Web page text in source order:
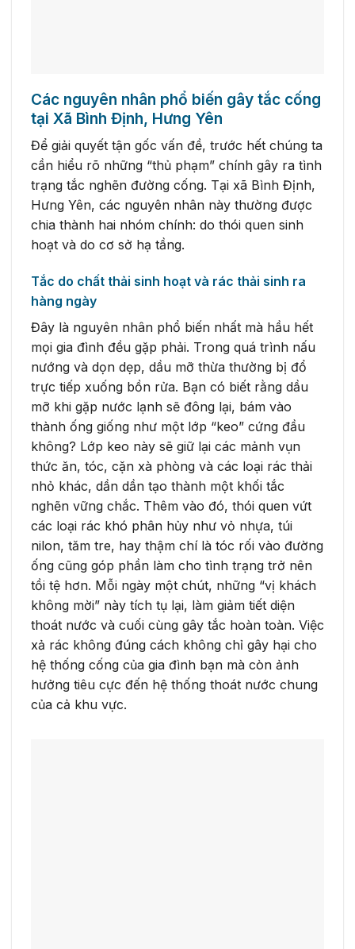
Các nguyên nhân phổ biến gây tắc cống
tại Xã Bình Định, Hưng Yên
Để giải quyết tận gốc vấn đề, trước hết chúng ta
cần hiểu rõ những “thủ phạm” chính gây ra tình
trạng tắc nghẽn đường cống. Tại xã Bình Định,
Hưng Yên, các nguyên nhân này thường được
chia thành hai nhóm chính: do thói quen sinh
hoạt và do cơ sở hạ tầng.
Tắc do chất thải sinh hoạt và rác thải sinh ra
hàng ngày
Đây là nguyên nhân phổ biến nhất mà hầu hết
mọi gia đình đều gặp phải. Trong quá trình nấu
nướng và dọn dẹp, dầu mỡ thừa thường bị đổ
trực tiếp xuống bồn rửa. Bạn có biết rằng dầu
mỡ khi gặp nước lạnh sẽ đông lại, bám vào
thành ống giống như một lớp “keo” cứng đầu
không? Lớp keo này sẽ giữ lại các mảnh vụn
thức ăn, tóc, cặn xà phòng và các loại rác thải
nhỏ khác, dần dần tạo thành một khối tắc
nghẽn vững chắc. Thêm vào đó, thói quen vứt
các loại rác khó phân hủy như vỏ nhựa, túi
nilon, tăm tre, hay thậm chí là tóc rối vào đường
ống cũng góp phần làm cho tình trạng trở nên
tồi tệ hơn. Mỗi ngày một chút, những “vị khách
không mời” này tích tụ lại, làm giảm tiết diện
thoát nước và cuối cùng gây tắc hoàn toàn. Việc
xả rác không đúng cách không chỉ gây hại cho
hệ thống cống của gia đình bạn mà còn ảnh
hưởng tiêu cực đến hệ thống thoát nước chung
của cả khu vực.